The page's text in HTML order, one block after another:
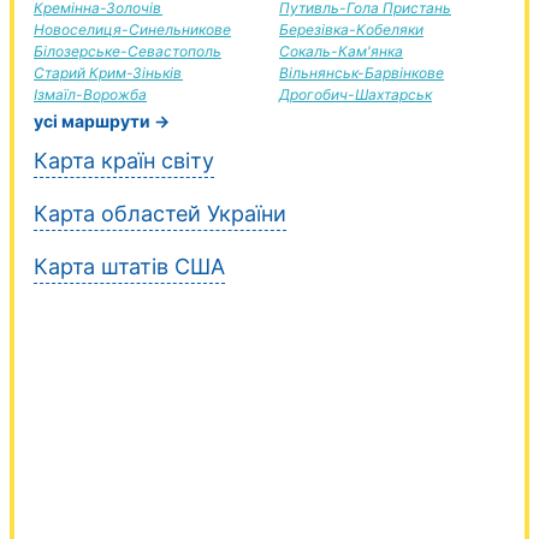
Кремінна-Золочів
Новоселиця-Синельникове
Білозерське-Севастополь
Старий Крим-Зіньків
Ізмаїл-Ворожба
Путивль-Гола Пристань
Березівка-Кобеляки
Сокаль-Кам'янка
Вільнянськ-Барвінкове
Дрогобич-Шахтарськ
усі маршрути →
Карта країн світу
Карта областей України
Карта штатів США